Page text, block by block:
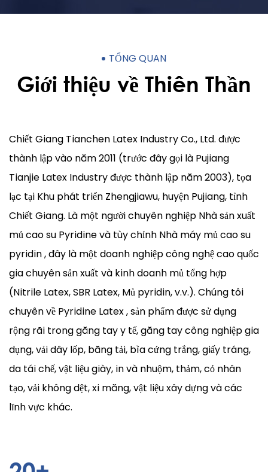
TỔNG QUAN
Giới thiệu về Thiên Thần
Chiết Giang Tianchen Latex Industry Co., Ltd. được
thành lập vào năm 2011 (trước đây gọi là Pujiang
Tianjie Latex Industry được thành lập năm 2003), tọa
lạc tại Khu phát triển Zhengjiawu, huyện Pujiang, tỉnh
Chiết Giang. Là một người chuyên nghiệp Nhà sản xuất
mủ cao su Pyridinevà tùy chỉnh Nhà máy mủ cao su
pyridin, đây là một doanh nghiệp công nghệ cao quốc
gia chuyên sản xuất và kinh doanh mủ tổng hợp
(Nitrile Latex, SBR Latex, Mủ pyridin, v.v.). Chúng tôi
chuyên về Pyridine Latex, sản phẩm được sử dụng
rộng rãi trong găng tay y tế, găng tay công nghiệp gia
dụng, vải dây lốp, băng tải, bìa cứng trắng, giấy tráng,
da tái chế, vật liệu giày, in và nhuộm, thảm, cỏ nhân
tạo, vải không dệt, xi măng, vật liệu xây dựng và các
lĩnh vực khác.